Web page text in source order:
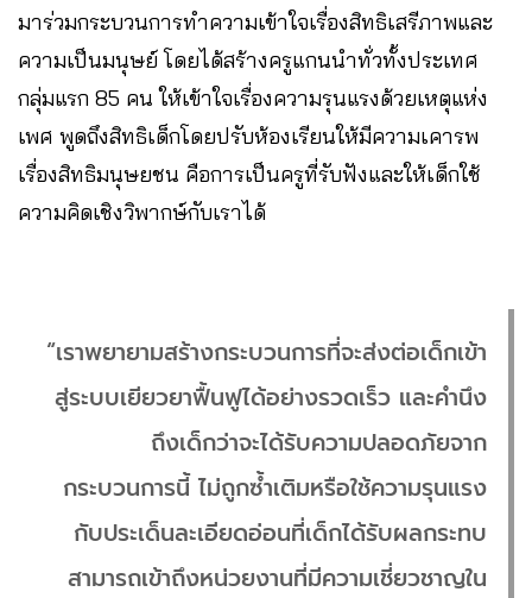
มาร่วมกระบวนการทำความเข้าใจเรื่องสิทธิเสรีภาพและ
ความเป็นมนุษย์ โดยได้สร้างครูแกนนำทั่วทั้งประเทศ
กลุ่มแรก 85 คน ให้เข้าใจเรื่องความรุนแรงด้วยเหตุแห่ง
เพศ พูดถึงสิทธิเด็กโดยปรับห้องเรียนให้มีความเคารพ
เรื่องสิทธิมนุษยชน คือการเป็นครูที่รับฟังและให้เด็กใช้
ความคิดเชิงวิพากษ์กับเราได้
“เราพยายามสร้างกระบวนการที่จะส่งต่อเด็กเข้า
สู่ระบบเยียวยาฟื้นฟูได้อย่างรวดเร็ว และคำนึง
ถึงเด็กว่าจะได้รับความปลอดภัยจาก
กระบวนการนี้ ไม่ถูกซ้ำเติมหรือใช้ความรุนแรง
กับประเด็นละเอียดอ่อนที่เด็กได้รับผลกระทบ
สามารถเข้าถึงหน่วยงานที่มีความเชี่ยวชาญใน